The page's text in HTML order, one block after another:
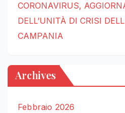
CORONAVIRUS,
DELL’UNITÀ DI CRISI
CAMPANIA
Archives
Febbraio 2026